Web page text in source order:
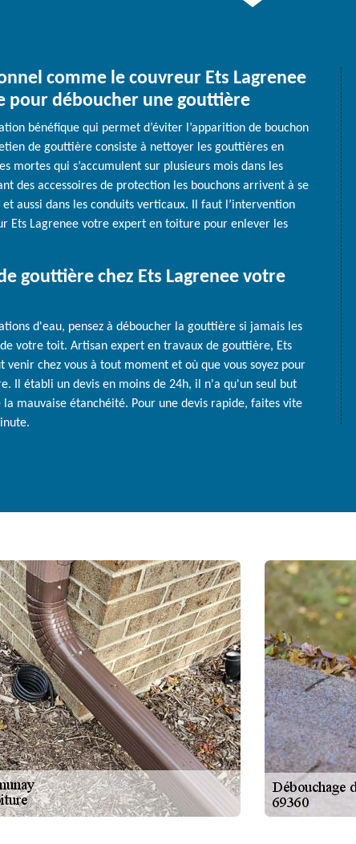
comme le couvreur Ets Lagrenee
pour déboucher une gouttière
bénéfique qui permet d’éviter l’apparition de bouchon
de gouttière consiste à nettoyer les gouttières en
mortes qui s’accumulent sur plusieurs mois dans les
des accessoires de protection les bouchons arrivent à se
aussi dans les conduits verticaux. Il faut l’intervention
Ets Lagrenee votre expert en toiture pour enlever les
gouttière chez Ets Lagrenee votre
d'eau, pensez à déboucher la gouttière si jamais les
votre toit. Artisan expert en travaux de gouttière, Ets
chez vous à tout moment et où que vous soyez pour
Il établi un devis en moins de 24h, il n'a qu'un seul but
mauvaise étanchéité. Pour une devis rapide, faites vite